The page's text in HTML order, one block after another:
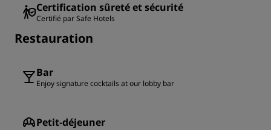
Certification sûreté et sécurité
Certifié par Safe Hotels
Restauration
Bar
Enjoy signature cocktails at our lobby bar
Petit-déjeuner